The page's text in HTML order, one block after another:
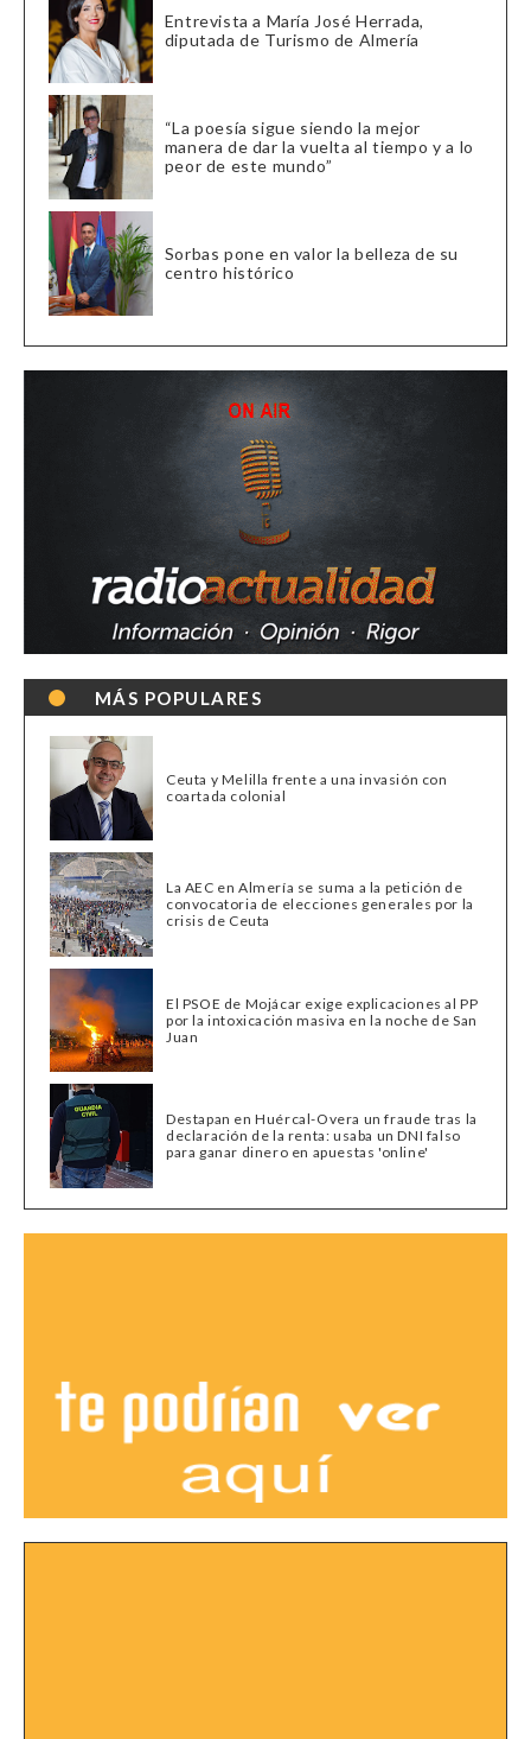
Entrevista a María José Herrada,
diputada de Turismo de Almería
“La poesía sigue siendo la mejor
manera de dar la vuelta al tiempo y a lo
peor de este mundo”
Sorbas pone en valor la belleza de su
centro histórico
MÁS POPULARES
Ceuta y Melilla frente a una invasión con
coartada colonial
La AEC en Almería se suma a la petición de
convocatoria de elecciones generales por la
crisis de Ceuta
El PSOE de Mojácar exige explicaciones al PP
por la intoxicación masiva en la noche de San
Juan
Destapan en Huércal-Overa un fraude tras la
declaración de la renta: usaba un DNI falso
para ganar dinero en apuestas 'online'